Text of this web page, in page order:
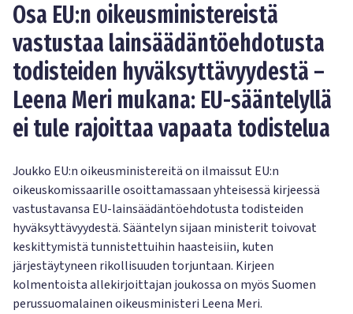
Osa EU:n oikeusministereistä
vastustaa lainsäädäntöehdotusta
todisteiden hyväksyttävyydestä –
Leena Meri mukana: EU-sääntelyllä
ei tule rajoittaa vapaata todistelua
Joukko EU:n oikeusministereitä on ilmaissut EU:n
oikeuskomissaarille osoittamassaan yhteisessä kirjeessä
vastustavansa EU-lainsäädäntöehdotusta todisteiden
hyväksyttävyydestä. Sääntelyn sijaan ministerit toivovat
keskittymistä tunnistettuihin haasteisiin, kuten
järjestäytyneen rikollisuuden torjuntaan. Kirjeen
kolmentoista allekirjoittajan joukossa on myös Suomen
perussuomalainen oikeusministeri Leena Meri.